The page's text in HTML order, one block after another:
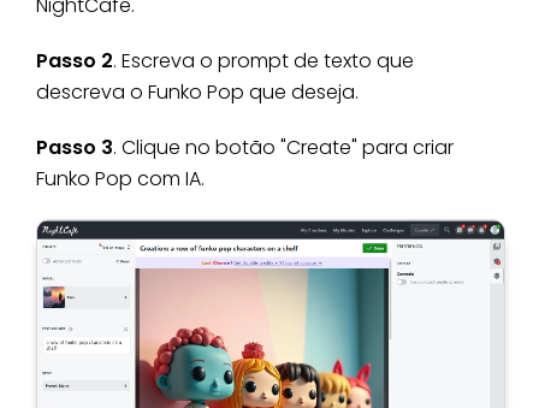
Passo 2. Escreva o prompt de texto que
descreva o Funko Pop que deseja.
Passo 3. Clique no botão "Create" para criar
Funko Pop com IA.